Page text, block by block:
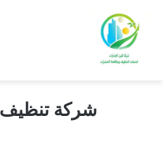
شركة تنظيف